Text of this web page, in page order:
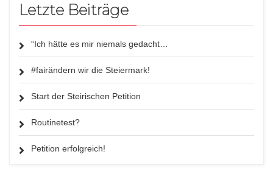
Letzte Beiträge
“Ich hätte es mir niemals gedacht…
#fairändern wir die Steiermark!
Start der Steirischen Petition
Routinetest?
Petition erfolgreich!